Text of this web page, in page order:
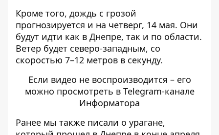
Кроме того, дождь с грозой
прогнозируется и на четверг, 14 мая. Они
будут идти как в Днепре, так и по области.
Ветер будет северо-западным, со
скоростью 7–12 метров в секунду.
Если видео не воспроизводится – его
можно просмотреть в Telegram-канале
Информатора
Ранее мы также писали о урагане,